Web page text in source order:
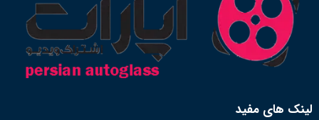
لینک های مفید